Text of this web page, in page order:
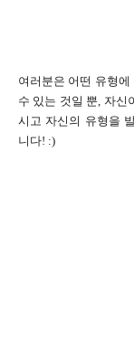
여러분은 어떤 유형
수 있는 것일 뿐, 자신
시고 자신의 유형을
니다! :)